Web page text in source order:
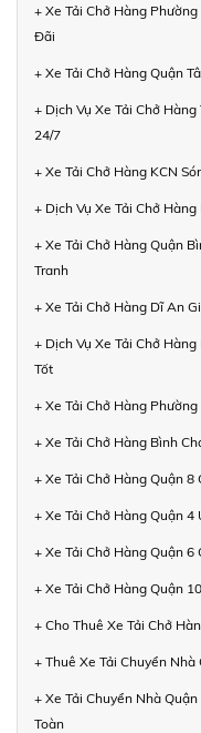
+ Xe Tải Chở Hàng
Đãi
+ Xe Tải Chở Hàng Quận
+ Dịch Vụ Xe Tải Chở
24/7
+ Xe Tải Chở Hàng KCN
+ Dịch Vụ Xe Tải Chở
+ Xe Tải Chở Hàng Quận
Tranh
+ Xe Tải Chở Hàng Dĩ An
+ Dịch Vụ Xe Tải Chở
Tốt
+ Xe Tải Chở Hàng
+ Xe Tải Chở Hàng Bình
+ Xe Tải Chở Hàng Quận 8
+ Xe Tải Chở Hàng Quận 4
+ Xe Tải Chở Hàng Quận
+ Xe Tải Chở Hàng Quận
+ Cho Thuê Xe Tải Chở
+ Thuê Xe Tải Chuyển
+ Xe Tải Chuyển Nhà
Toàn